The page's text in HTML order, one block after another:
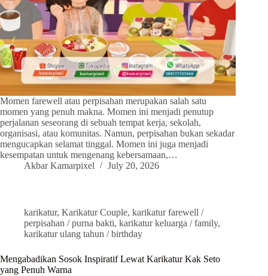
Momen farewell atau perpisahan merupakan salah satu
momen yang penuh makna. Momen ini menjadi penutup
perjalanan seseorang di sebuah tempat kerja, sekolah,
organisasi, atau komunitas. Namun, perpisahan bukan sekadar
mengucapkan selamat tinggal. Momen ini juga menjadi
kesempatan untuk mengenang kebersamaan,…
Akbar Kamarpixel
July 20, 2026
karikatur, Karikatur Couple, karikatur farewell /
perpisahan / purna bakti, karikatur keluarga / family,
karikatur ulang tahun / birthday
Mengabadikan Sosok Inspiratif Lewat Karikatur Kak Seto
yang Penuh Warna